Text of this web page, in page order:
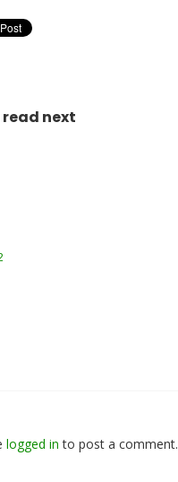
next
logged into post a comment.